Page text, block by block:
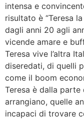
intensa e
risultato è “Teresa
dagli anni 20 agli
vicende amare e
Teresa vive l’altra
diseredati, di quelli
come il boom
Teresa è dalla
arrangiano, quelle
incapaci di trovare